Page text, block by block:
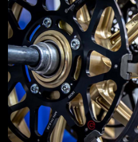
Jön